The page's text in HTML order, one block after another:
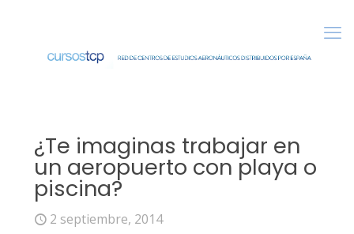
¿Te imaginas trabajar en
un aeropuerto con playa o
piscina?
2 septiembre, 2014